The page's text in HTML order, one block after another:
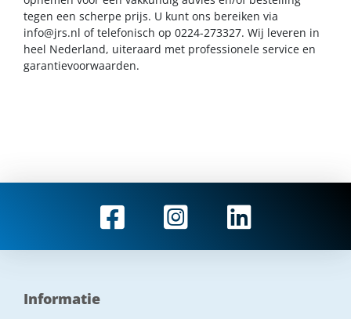
tegen een scherpe prijs. U kunt ons bereiken via
info@jrs.nl of telefonisch op 0224-273327. Wij leveren in
heel Nederland, uiteraard met professionele service en
garantievoorwaarden.
Informatie